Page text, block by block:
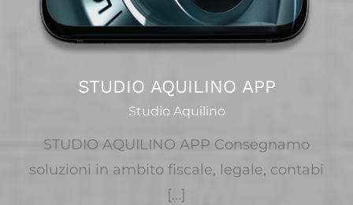
STUDIO AQUILINO APP
Studio Aquilino
STUDIO AQUILINO APP Consegnamo
soluzioni in ambito fiscale, legale, contabi
[...]